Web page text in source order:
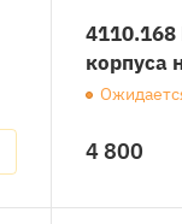
корпуса
4 800